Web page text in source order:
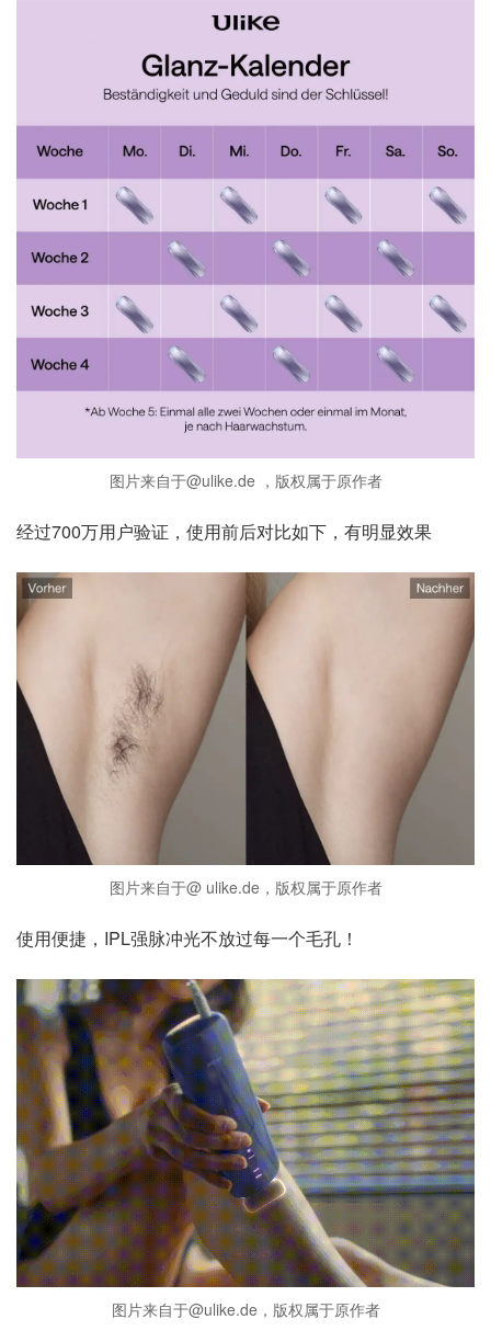
图片来自于@ulike.de ，版权属于原作者
经过700万用户验证，使用前后对比如下，有明显效果
图片来自于@ ulike.de，版权属于原作者
使用便捷，IPL强脉冲光不放过每一个毛孔！
图片来自于@ulike.de，版权属于原作者